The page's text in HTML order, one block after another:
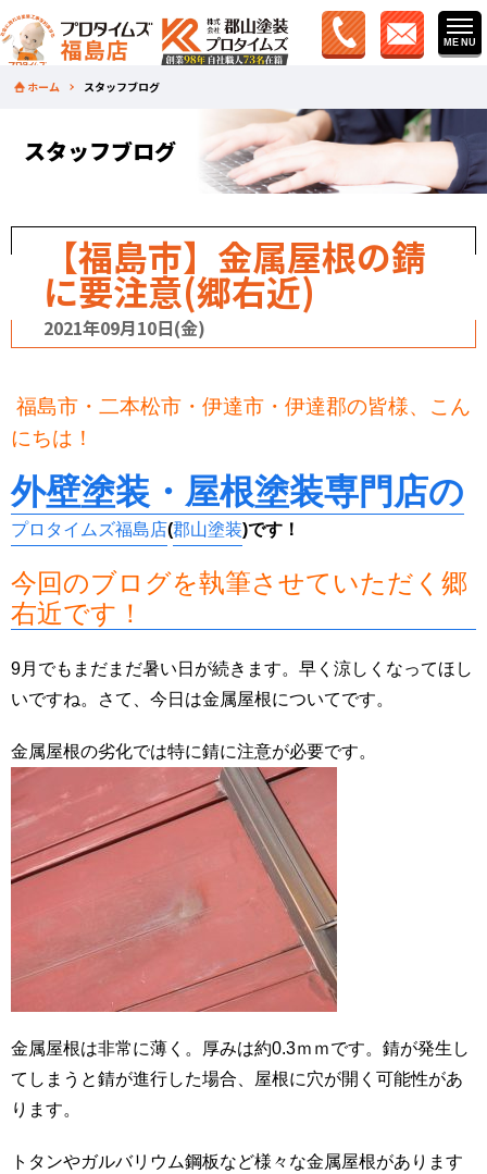
ホーム スタッフブログ
スタッフブログ
【福島市】金属屋根の錆
に要注意(郷右近)
2021年09月10日(金)
福島市・二本松市・伊達市・伊達郡の皆様、こん
にちは！
外壁塗装・屋根塗装専門店の
プロタイムズ福島店(郡山塗装)です！
今回のブログを執筆させていただく郷
右近です！
9月でもまだまだ暑い日が続きます。早く涼しくなってほし
いですね。さて、今日は金属屋根についてです。
金属屋根の劣化では特に錆に注意が必要です。
金属屋根は非常に薄く。厚みは約0.3ｍｍです。錆が発生し
てしまうと錆が進行した場合、屋根に穴が開く可能性があ
ります。
トタンやガルバリウム鋼板など様々な金属屋根があります